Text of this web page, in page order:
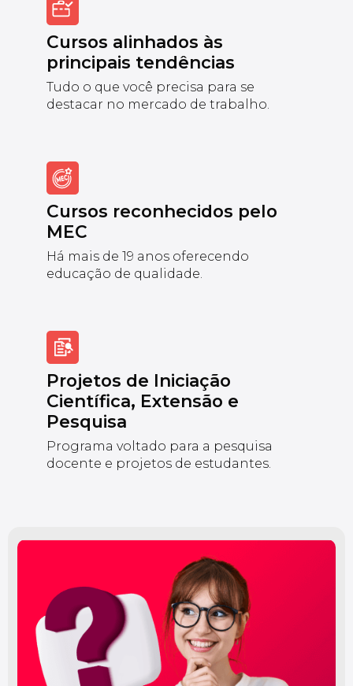
Cursos alinhados às
principais tendências
Tudo o que você precisa para se
destacar no mercado de trabalho.
Cursos reconhecidos pelo
MEC
Há mais de 19 anos oferecendo
educação de qualidade.
Projetos de Iniciação
Científica, Extensão e
Pesquisa
Programa voltado para a pesquisa
docente e projetos de estudantes.